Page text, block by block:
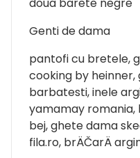
Genti de dama
pantofi cu bretele,
cooking by
barbatesti, inele
yamamay romania,
bej, ghete dama
fila.ro, brÄČarÄ